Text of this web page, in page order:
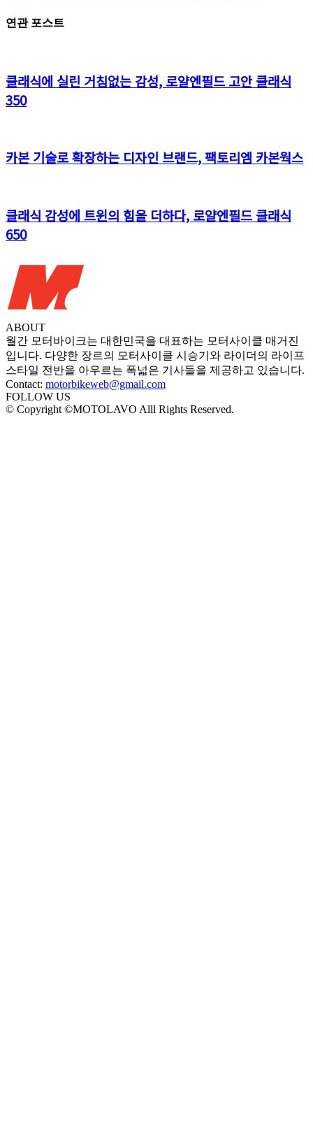
연관 포스트
클래식에 실린 거침없는 감성, 로얄엔필드 고안 클래식
350
카본 기술로 확장하는 디자인 브랜드, 팩토리엠 카본웍스
클래식 감성에 트윈의 힘을 더하다, 로얄엔필드 클래식
650
ABOUT
월간 모터바이크는 대한민국을 대표하는 모터사이클 매거진
입니다. 다양한 장르의 모터사이클 시승기와 라이더의 라이프
스타일 전반을 아우르는 폭넓은 기사들을 제공하고 있습니다.
Contact: motorbikeweb@gmail.com
FOLLOW US
© Copyright ©MOTOLAVO Alll Rights Reserved.